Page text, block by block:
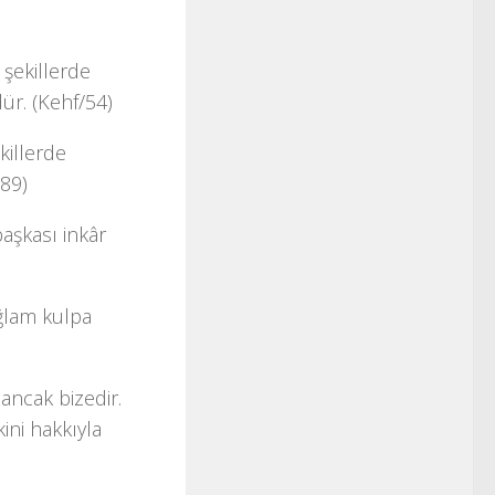
(Kehf/54)
inkâr
kulpa
bizedir.
hakkıyla